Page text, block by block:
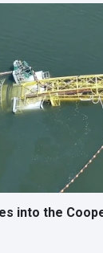
into the